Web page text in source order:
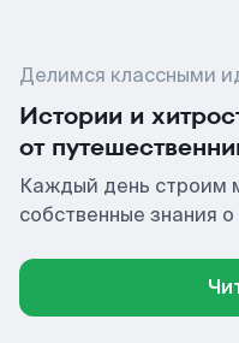
Делимся классными
Истории и
от
Каждый день строим
собственные знания